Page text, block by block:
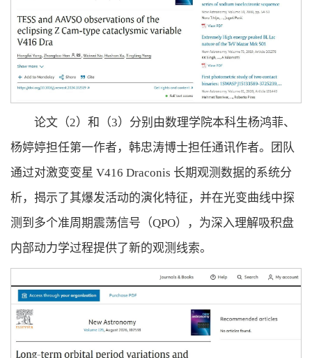
论文（2）和（3）分别由数理学院本科生杨鸿菲、
杨婷婷担任第一作者，韩忠涛博士担任通讯作者。团队
通过对激变变星 V416 Draconis 长期观测数据的系统分
析，揭示了其爆发活动的演化特征，并在光变曲线中探
测到多个准周期震荡信号（QPO），为深入理解吸积盘
内部动力学过程提供了新的观测线索。